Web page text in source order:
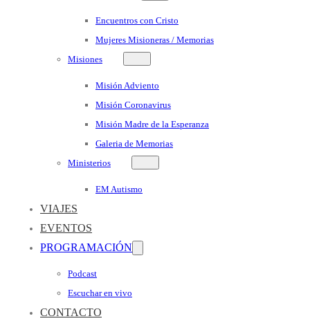
Encuentros con Cristo
Mujeres Misioneras / Memorias
Misiones
Misión Adviento
Misión Coronavirus
Misión Madre de la Esperanza
Galeria de Memorias
Ministerios
EM Autismo
VIAJES
EVENTOS
PROGRAMACIÓN
Podcast
Escuchar en vivo
CONTACTO